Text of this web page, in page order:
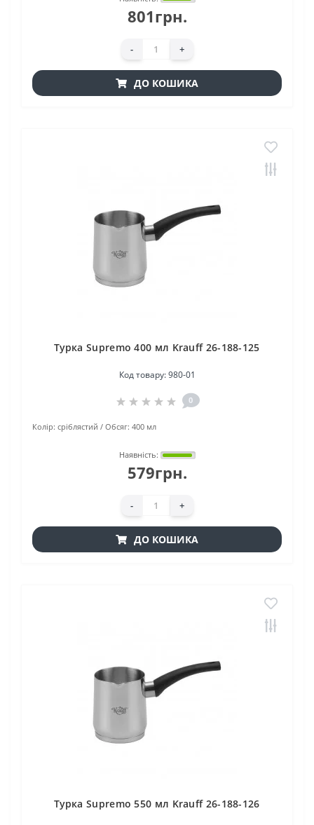
801грн.
- +
ДО КОШИКА
Турка Supremo 400 мл Krauff 26-188-125
Код товару:980-01
0
Колір: сріблястий Обсяг: 400 мл
Наявність:
579грн.
- +
ДО КОШИКА
Турка Supremo 550 мл Krauff 26-188-126